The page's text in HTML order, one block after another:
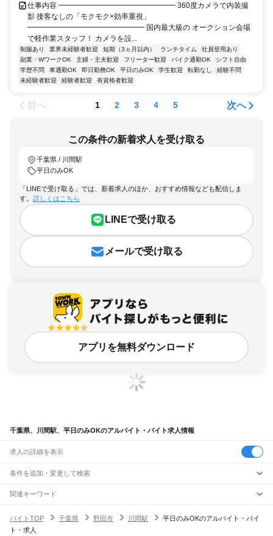
仕事内容 ━━━━━━━━━━━━━━━━ 360度カメラで内装撮
影 接客なしの「モクモク×効率重視」
━━━━━━━━━━━━━━━━ 国内最大級の オークション会場
で軽作業スタッフ！ カメラを設...
制服あり 業界未経験者歓迎 短期（3ヵ月以内） ランチタイム
社員登用あり
副業・WワークOK
主婦・主夫歓迎 フリーター歓迎 バイク通勤OK
シフト自由
学歴不問
車通勤OK 即日勤務OK 平日のみOK 学生歓迎 転勤なし
経験不問
未経験者歓迎
経験者歓迎 有資格者歓迎
前へ 1 2 3 4 5 次へ
この条件の新着求人を受け取る
千葉県 / 川間駅
平日のみOK
「LINEで受け取る」では、新着求人のほか、おすすめ情報なども配信しま
す。 詳しくはこちら
LINEで受け取る
メールで受け取る
アプリを無料ダウンロード
千葉県、川間駅、平日のみOKのアルバイト・バイト求人情報
求人の詳細を表示
条件を追加・変更して検索
市区町村を追加・変更
千葉県すべて
千葉市
駅を追加・変更
関連キーワード
バイトTOP
千葉県 野田市 川間駅
平日のみOKのアルバイト・バイ
ト・求人